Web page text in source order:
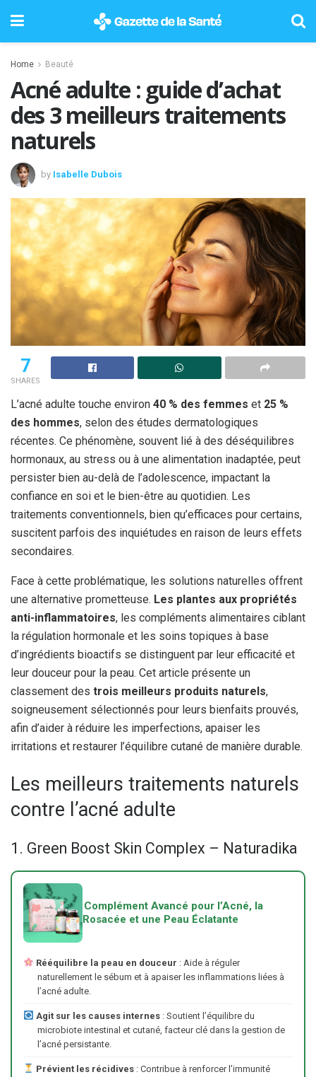
Home Beauté
Acné adulte : guide d’achat
des 3 meilleurs traitements
naturels
by Isabelle Dubois
7
SHARES
L’acné adulte touche environ 40 % des femmes et 25 %
des hommes, selon des études dermatologiques
récentes. Ce phénomène, souvent lié à des déséquilibres
hormonaux, au stress ou à une alimentation inadaptée, peut
persister bien au-delà de l’adolescence, impactant la
confiance en soi et le bien-être au quotidien. Les
traitements conventionnels, bien qu’efficaces pour certains,
suscitent parfois des inquiétudes en raison de leurs effets
secondaires.
Face à cette problématique, les solutions naturelles offrent
une alternative prometteuse. Les plantes aux propriétés
anti-inflammatoires, les compléments alimentaires ciblant
la régulation hormonale et les soins topiques à base
d’ingrédients bioactifs se distinguent par leur efficacité et
leur douceur pour la peau. Cet article présente un
classement des trois meilleurs produits naturels,
soigneusement sélectionnés pour leurs bienfaits prouvés,
afin d’aider à réduire les imperfections, apaiser les
irritations et restaurer l’équilibre cutané de manière durable.
Les meilleurs traitements naturels
contre l’acné adulte
1. Green Boost Skin Complex – Naturadika
Complément Avancé pour l’Acné, la
Rosacée et une Peau Éclatante
Rééquilibre la peau en douceur : Aide à réguler
naturellement le sébum et à apaiser les inflammations liées à
l’acné adulte.
Agit sur les causes internes: Soutient l’équilibre du
microbiote intestinal et cutané, facteur clé dans la gestion de
l’acné persistante.
Prévient les récidives: Contribue à renforcer l’immunité